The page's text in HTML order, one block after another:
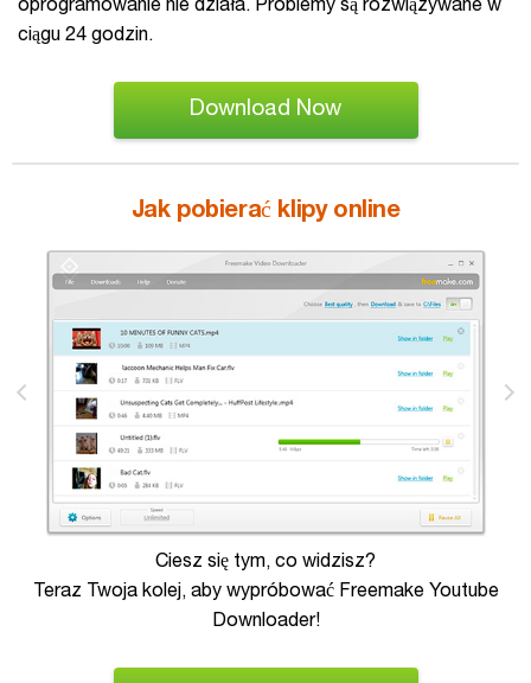
oprogramowanie nie działa. Problemy są rozwiązywane w
ciągu 24 godzin.
Download Now
Jak pobierać klipy online
Ciesz się tym, co widzisz?
Teraz Twoja kolej, aby wypróbować Freemake Youtube
Downloader!